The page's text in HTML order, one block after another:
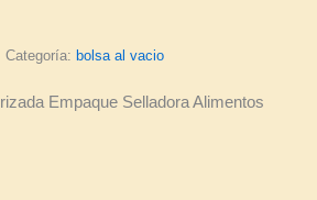
Categoría: bolsa al vacio
Empaque Selladora Alimentos